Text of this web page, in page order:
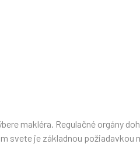
makléra. Regulačné orgány
svete je základnou